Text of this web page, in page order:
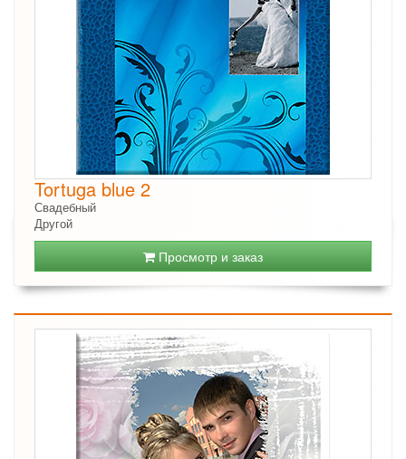
Tortuga blue 2
Свадебный
Другой
Просмотр и заказ